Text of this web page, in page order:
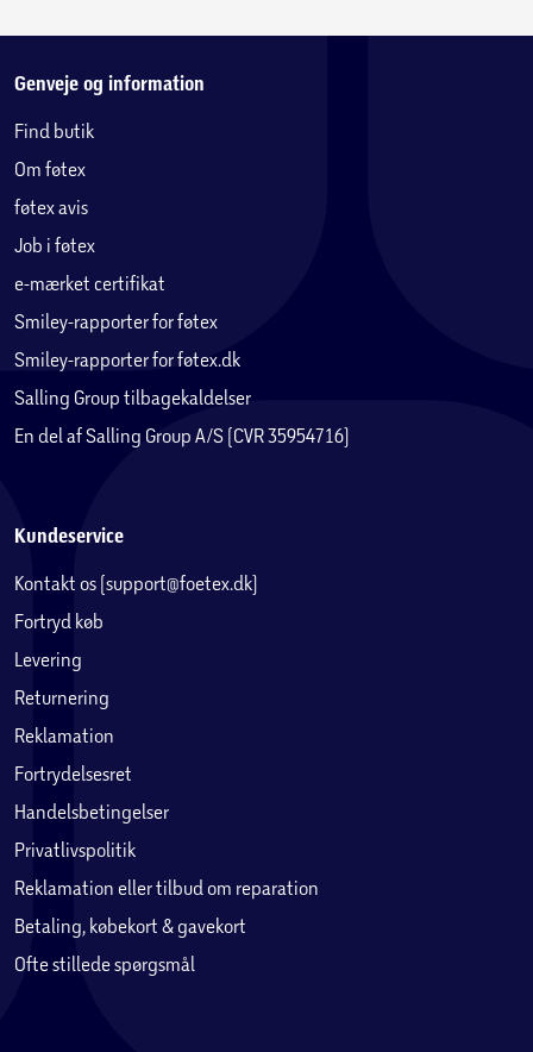
Genveje og information
Find butik
Om føtex
føtex avis
Job i føtex
e-mærket certifikat
Smiley-rapporter for føtex
Smiley-rapporter for føtex.dk
Salling Group tilbagekaldelser
En del af Salling Group A/S (CVR 35954716)
Kundeservice
Kontakt os (support@foetex.dk)
Fortryd køb
Levering
Returnering
Reklamation
Fortrydelsesret
Handelsbetingelser
Privatlivspolitik
Reklamation eller tilbud om reparation
Betaling, købekort & gavekort
Ofte stillede spørgsmål